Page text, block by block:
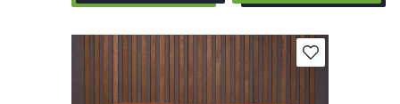
В избранное